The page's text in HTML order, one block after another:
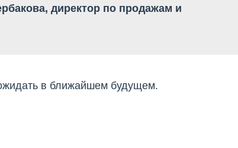
директор по продажам и
в ближайшем будущем.